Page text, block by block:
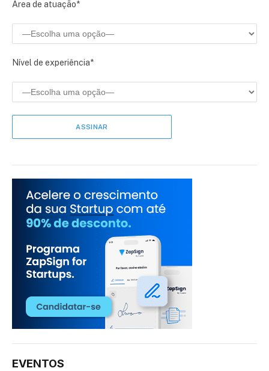
Área de atuação*
Nível de experiência*
EVENTOS